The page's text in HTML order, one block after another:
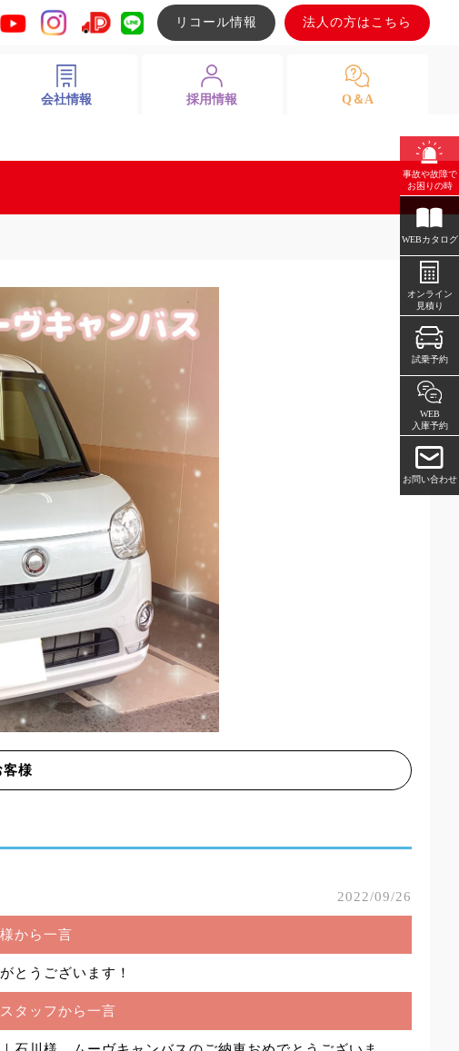
リコール情報 法人の方はこちら
会社情報 採用情報 Q＆A
事故や故障で
お困りの時
WEBカタログ
オンライン
見積り
試乗予約
WEB
入庫予約
お問い合わせ
客様
2022/09/26
から一言
とうございます！
タッフから一言